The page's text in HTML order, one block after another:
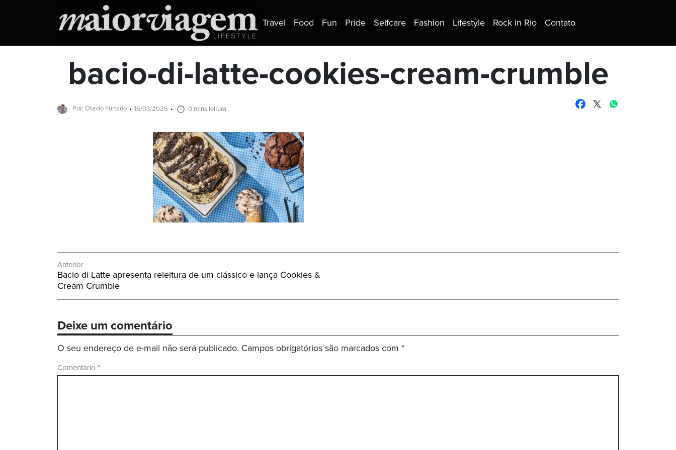
Travel Food Fun Pride Selfcare Fashion Lifestyle Rock in Rio Contato
bacio-di-latte-cookies-cream-crumble
Por: Otavio Furtado 16/03/2026 0 mins leitura
Navegação
de
Post
Anterior
Post
Anterior:
Bacio di Latte apresenta releitura de um clássico e lança Cookies &
Cream Crumble
Deixe um comentário
O seu endereço de e-mail não será publicado. Campos obrigatórios são marcados com *
Comentário *